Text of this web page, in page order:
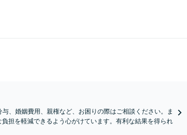
、婚姻費用、親権など、お困りの際はご相談ください。ま
担を軽減できるよう心がけています。有利な結果を得られ